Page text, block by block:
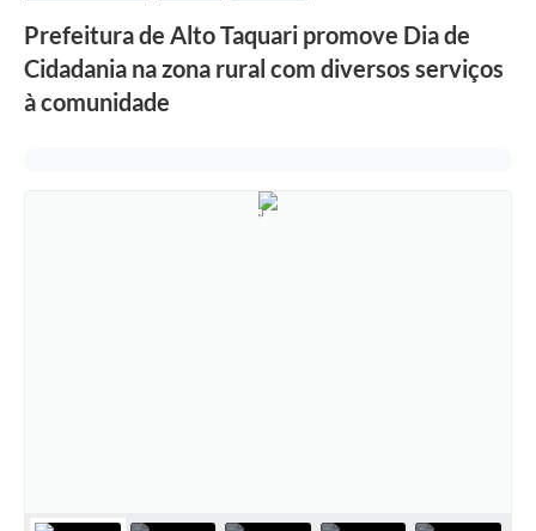
Prefeitura de Alto Taquari promove Dia de
Cidadania na zona rural com diversos serviços
à comunidade